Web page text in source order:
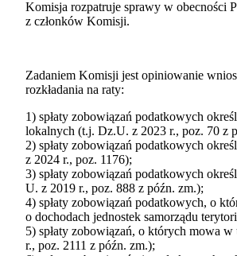
Komisja rozpatruje sprawy w obecności
z członków Komisji.
Zadaniem Komisji jest opiniowanie
rozkładania na raty:
1) spłaty zobowiązań podatkowych
lokalnych (t.j. Dz.U. z 2023 r., poz. 70 z
2) spłaty zobowiązań podatkowych
z 2024 r., poz. 1176);
3) spłaty zobowiązań podatkowych
U. z 2019 r., poz. 888 z późn. zm.);
4) spłaty zobowiązań podatkowych, o
o dochodach jednostek samorządu
5) spłaty zobowiązań, o których mowa
r., poz. 2111 z późn. zm.);